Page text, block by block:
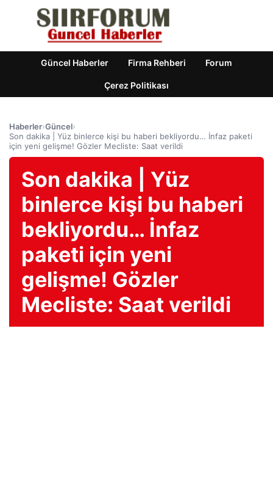
Güncel Haberler Firma Rehberi Forum
Çerez Politikası
Haberler›Güncel›
Son dakika | Yüz binlerce kişi bu haberi bekliyordu… İnfaz paketi
için yeni gelişme! Gözler Mecliste: Saat verildi
Son dakika | Yüz
binlerce kişi bu haberi
bekliyordu… İnfaz
paketi için yeni
gelişme! Gözler
Mecliste: Saat verildi